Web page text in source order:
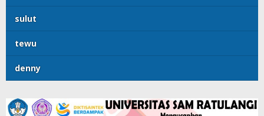
sulut
tewu
denny